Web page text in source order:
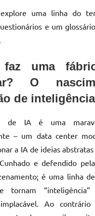
uma linha do
e um
uma
O
de inteligência
de IA é uma
– um data center
a IA de ideias
e defendido
é uma linha
tornam
Ao